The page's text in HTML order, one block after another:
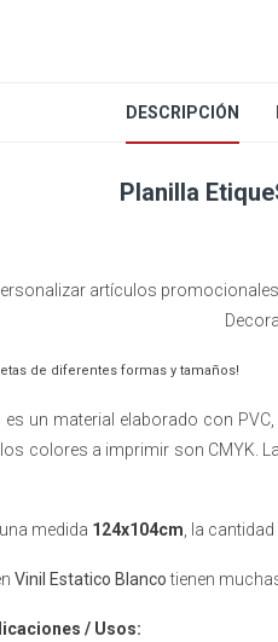
DESCRIPCIÓN
Planilla
artículos
de diferentes formas y tamaños!
es un material elaborado con PVC,
colores a imprimir son CMYK.
una medida 124x104cm , la
Vinil Estatico Blancotienen
/ Usos: